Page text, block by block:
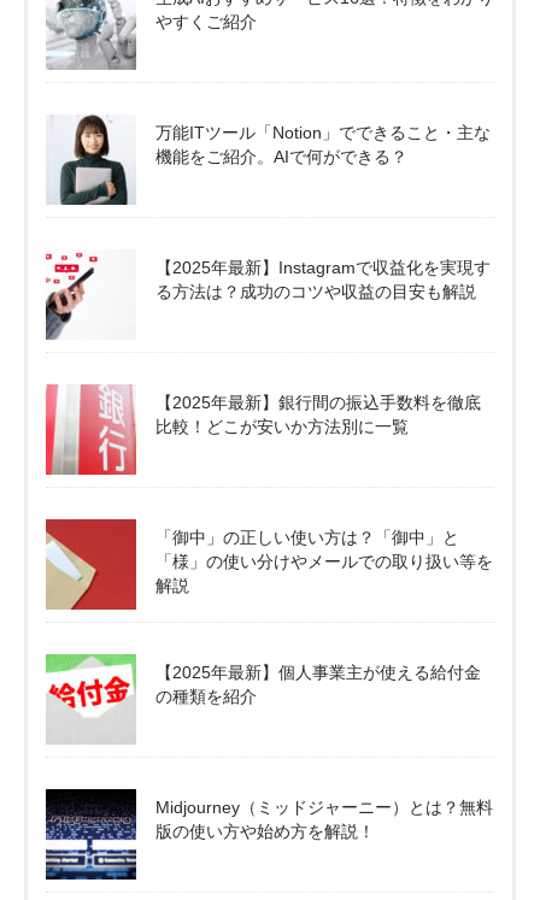
やすくご紹介
万能ITツール「Notion」でできること・主な
機能をご紹介。AIで何ができる？
【2025年最新】Instagramで収益化を実現す
る方法は？成功のコツや収益の目安も解説
【2025年最新】銀行間の振込手数料を徹底
比較！どこが安いか方法別に一覧
「御中」の正しい使い方は？「御中」と
「様」の使い分けやメールでの取り扱い等を
解説
【2025年最新】個人事業主が使える給付金
の種類を紹介
Midjourney（ミッドジャーニー）とは？無料
版の使い方や始め方を解説！